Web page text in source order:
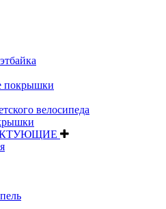
покрышки
велосипеда